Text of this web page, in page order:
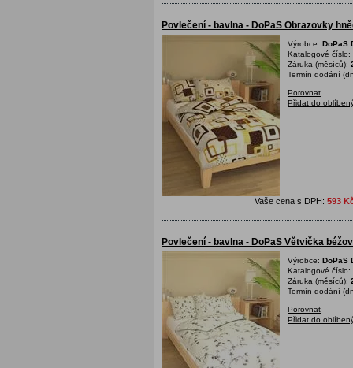
Povlečení - bavlna - DoPaS Obrazovky
Výrobce: DoPaS
Katalogové číslo:
Záruka (měsíců):
Termín dodání
Porovnat
Přidat do
Vaše cena s DPH: 593
Povlečení - bavlna - DoPaS Větvička
Výrobce: DoPaS
Katalogové číslo:
Záruka (měsíců):
Termín dodání
Porovnat
Přidat do